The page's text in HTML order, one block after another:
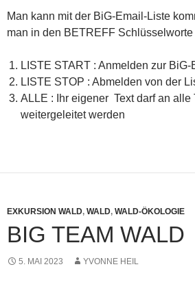
Man kann mit der BiG-Email-Liste
man in den BETREFF Schlüsselworte
LISTE START : Anmelden zur
LISTE STOP : Abmelden von der
ALLE : Ihr eigener Text darf an alle
weitergeleitet werden
EXKURSION WALD, WALD, WALD-ÖKOLOGIE
BIG TEAM WALD
5. MAI 2023 YVONNE HEIL